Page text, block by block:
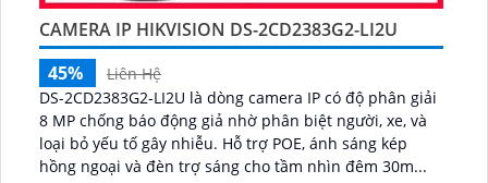
CAMERA IP HIKVISION DS-2CD2383G2-LI2U
45%
Liên Hệ
DS-2CD2383G2-LI2U là dòng camera IP có độ phân giải
8 MP chống báo động giả nhờ phân biệt người, xe, và
loại bỏ yếu tố gây nhiễu. Hỗ trợ POE, ánh sáng kép
hồng ngoại và đèn trợ sáng cho tầm nhìn đêm 30m...